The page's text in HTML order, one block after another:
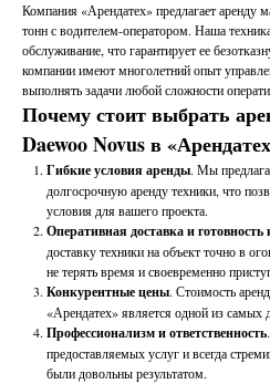
Компания «Арендатех» предлагает аренду
тонн с водителем-оператором. Наша
обслуживание, что гарантирует ее
компании имеют многолетний опыт
выполнять задачи любой сложности
Почему стоит выбрать
Daewoo Novus в
Гибкие условия аренды. Мы
долгосрочную аренду техники, что
условия для вашего проекта.
Оперативная доставка и готовность
доставку техники на объект точно в
не терять время и своевременно
Конкурентные цены. Стоимость
«Арендатех» является одной из самых
Профессионализм и ответственность
предоставляемых услуг и всегда
были довольны результатом.